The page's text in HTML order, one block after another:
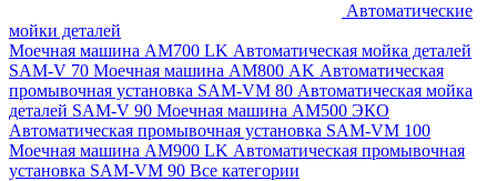
Автоматические
мойки деталей
Моечная машина AM700 LK Автоматическая мойка деталей
SAM-V 70 Моечная машина АМ800 AK Автоматическая
промывочная установка SAM-VM 80 Автоматическая мойка
деталей SAM-V 90 Моечная машина АМ500 ЭКО
Автоматическая промывочная установка SAM-VM 100
Моечная машина AM900 LK Автоматическая промывочная
установка SAM-VM 90 Все категории